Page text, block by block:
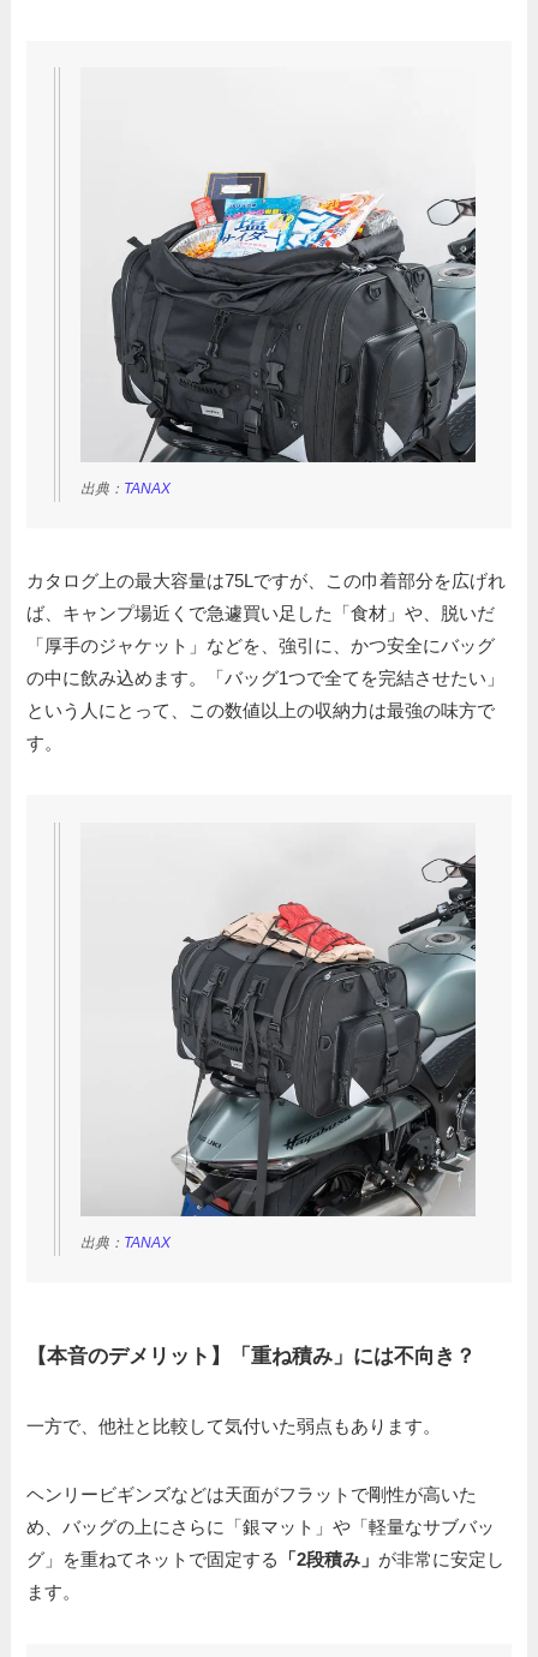
出典： TANAX
カタログ上の最大容量は75Lですが、この巾着部分を広げれ
ば、キャンプ場近くで急遽買い足した「食材」や、脱いだ
「厚手のジャケット」などを、強引に、かつ安全にバッグ
の中に飲み込めます。「バッグ1つで全てを完結させたい」
という人にとって、この数値以上の収納力は最強の味方で
す。
出典： TANAX
【本音のデメリット】「重ね積み」には不向き？
一方で、他社と比較して気付いた弱点もあります。
ヘンリービギンズなどは天面がフラットで剛性が高いた
め、バッグの上にさらに「銀マット」や「軽量なサブバッ
グ」を重ねてネットで固定する
「2段積み」 が非常に安定し
ます。